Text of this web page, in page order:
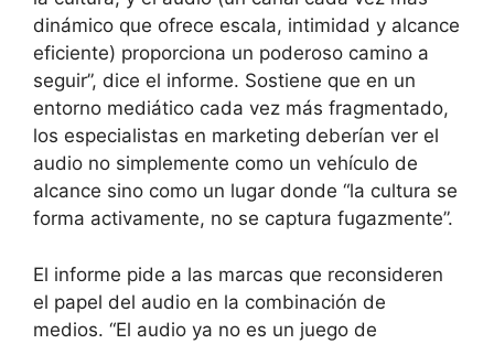
dinámico que ofrece escala, intimidad y alcance
eficiente) proporciona un poderoso camino a
seguir”, dice el informe. Sostiene que en un
entorno mediático cada vez más fragmentado,
los especialistas en marketing deberían ver el
audio no simplemente como un vehículo de
alcance sino como un lugar donde “la cultura se
forma activamente, no se captura fugazmente”.
El informe pide a las marcas que reconsideren
el papel del audio en la combinación de
medios. “El audio ya no es un juego de